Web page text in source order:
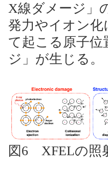
X線ダメージ」
発力やイオン
て起こる原子
ジ」が生じる。
図6 XFELの照